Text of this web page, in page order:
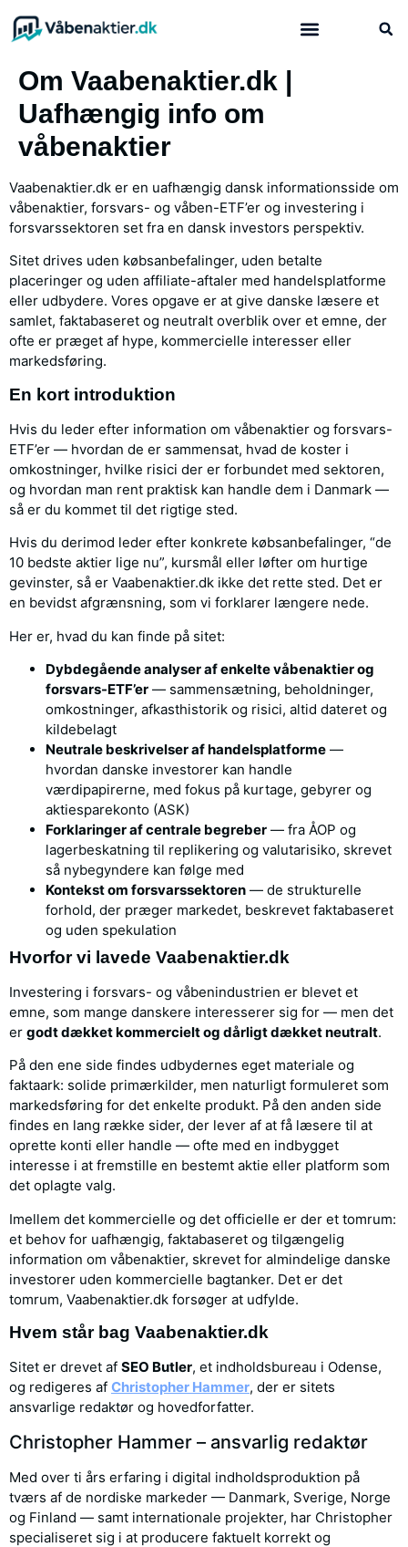
Om Vaabenaktier.dk |
Uafhængig info om
våbenaktier
Vaabenaktier.dk er en uafhængig dansk informationsside om
våbenaktier, forsvars- og våben-ETF’er og investering i
forsvarssektoren set fra en dansk investors perspektiv.
Sitet drives uden købsanbefalinger, uden betalte
placeringer og uden affiliate-aftaler med handelsplatforme
eller udbydere. Vores opgave er at give danske læsere et
samlet, faktabaseret og neutralt overblik over et emne, der
ofte er præget af hype, kommercielle interesser eller
markedsføring.
En kort introduktion
Hvis du leder efter information om våbenaktier og forsvars-
ETF’er — hvordan de er sammensat, hvad de koster i
omkostninger, hvilke risici der er forbundet med sektoren,
og hvordan man rent praktisk kan handle dem i Danmark —
så er du kommet til det rigtige sted.
Hvis du derimod leder efter konkrete købsanbefalinger, “de
10 bedste aktier lige nu”, kursmål eller løfter om hurtige
gevinster, så er Vaabenaktier.dk ikke det rette sted. Det er
en bevidst afgrænsning, som vi forklarer længere nede.
Her er, hvad du kan finde på sitet:
Dybdegående analyser af enkelte våbenaktier og
forsvars-ETF’er — sammensætning, beholdninger,
omkostninger, afkasthistorik og risici, altid dateret og
kildebelagt
Neutrale beskrivelser af handelsplatforme —
hvordan danske investorer kan handle
værdipapirerne, med fokus på kurtage, gebyrer og
aktiesparekonto (ASK)
Forklaringer af centrale begreber — fra ÅOP og
lagerbeskatning til replikering og valutarisiko, skrevet
så nybegyndere kan følge med
Kontekst om forsvarssektoren — de strukturelle
forhold, der præger markedet, beskrevet faktabaseret
og uden spekulation
Hvorfor vi lavede Vaabenaktier.dk
Investering i forsvars- og våbenindustrien er blevet et
emne, som mange danskere interesserer sig for — men det
er godt dækket kommercielt og dårligt dækket neutralt.
På den ene side findes udbydernes eget materiale og
faktaark: solide primærkilder, men naturligt formuleret som
markedsføring for det enkelte produkt. På den anden side
findes en lang række sider, der lever af at få læsere til at
oprette konti eller handle — ofte med en indbygget
interesse i at fremstille en bestemt aktie eller platform som
det oplagte valg.
Imellem det kommercielle og det officielle er der et tomrum:
et behov for uafhængig, faktabaseret og tilgængelig
information om våbenaktier, skrevet for almindelige danske
investorer uden kommercielle bagtanker. Det er det
tomrum, Vaabenaktier.dk forsøger at udfylde.
Hvem står bag Vaabenaktier.dk
Sitet er drevet af SEO Butler, et indholdsbureau i Odense,
og redigeres af Christopher Hammer, der er sitets
ansvarlige redaktør og hovedforfatter.
Christopher Hammer – ansvarlig redaktør
Med over ti års erfaring i digital indholdsproduktion på
tværs af de nordiske markeder — Danmark, Sverige, Norge
og Finland — samt internationale projekter, har Christopher
specialiseret sig i at producere faktuelt korrekt og